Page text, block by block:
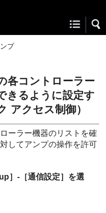
プ
各コントローラー
きるように設定す
アクセス制御）
ーラー機器のリストを確
してアンプの操作を許可
］-［通信設定］を選